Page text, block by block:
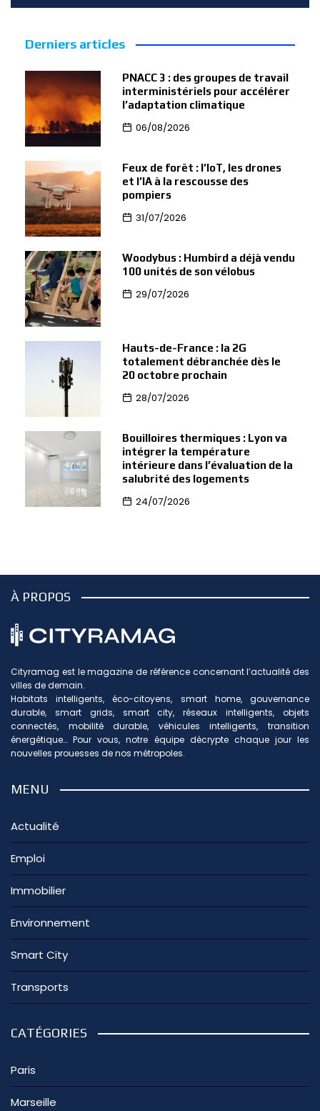
Derniers articles
PNACC 3 : des groupes de travail
interministériels pour accélérer
l’adaptation climatique
06/08/2026
Feux de forêt : l’IoT, les drones
et l’IA à la rescousse des
pompiers
31/07/2026
Woodybus : Humbird a déjà vendu
100 unités de son vélobus
29/07/2026
Hauts-de-France : la 2G
totalement débranchée dès le
20 octobre prochain
28/07/2026
Bouilloires thermiques : Lyon va
intégrer la température
intérieure dans l’évaluation de la
salubrité des logements
24/07/2026
À PROPOS
Cityramag est le magazine de référence concernant l’actualité des
villes de demain.
Habitats intelligents, éco-citoyens, smart home, gouvernance
durable, smart grids, smart city, réseaux intelligents, objets
connectés, mobilité durable, véhicules intelligents, transition
énergétique… Pour vous, notre équipe décrypte chaque jour les
nouvelles prouesses de nos métropoles.
MENU
Actualité
Emploi
Immobilier
Environnement
Smart City
Transports
CATÉGORIES
Paris
Marseille